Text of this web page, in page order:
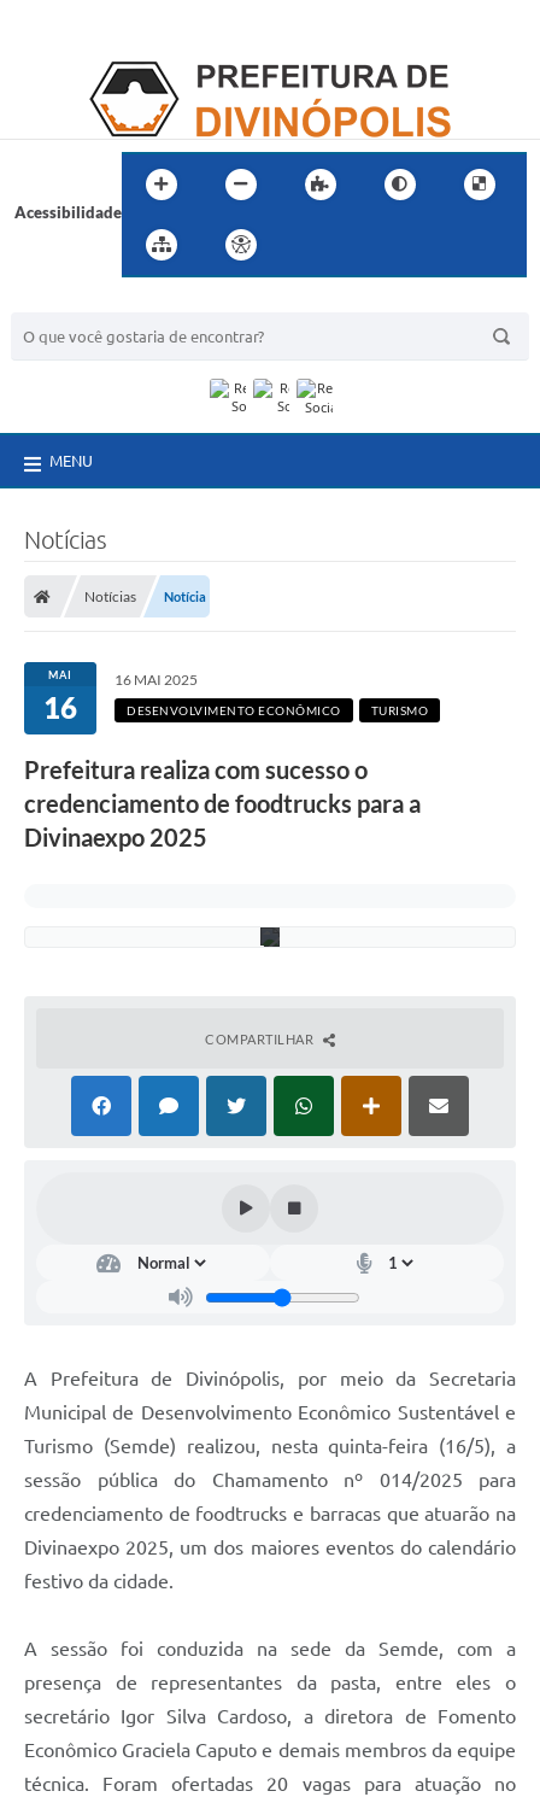
Acessibilidade
MENU
Notícias
Notícias Notícia
MAI
16
16 MAI 2025
DESENVOLVIMENTO ECONÔMICO TURISMO
Prefeitura realiza com sucesso o
credenciamento de foodtrucks para a
Divinaexpo 2025
R
Q
U
COMPARTILHAR
A Prefeitura de Divinópolis, por meio da Secretaria
Municipal de Desenvolvimento Econômico Sustentável e
Turismo (Semde) realizou, nesta quinta-feira (16/5), a
sessão pública do Chamamento nº 014/2025 para
credenciamento de foodtrucks e barracas que atuarão na
Divinaexpo 2025, um dos maiores eventos do calendário
festivo da cidade.
A sessão foi conduzida na sede da Semde, com a
presença de representantes da pasta, entre eles o
secretário Igor Silva Cardoso, a diretora de Fomento
Econômico Graciela Caputo e demais membros da equipe
técnica. Foram ofertadas 20 vagas para atuação no